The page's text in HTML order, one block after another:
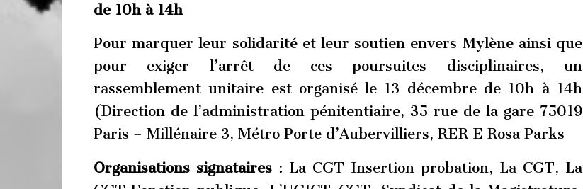
de 10h à 14h
Pour marquer leur solidarité et leur soutien envers Mylène ainsi que
pour exiger l’arrêt de ces poursuites disciplinaires, un
rassemblement unitaire est organisé le 13 décembre de 10h à 14h
(Direction de l’administration pénitentiaire, 35 rue de la gare 75019
Paris – Millénaire 3, Métro Porte d’Aubervilliers, RER E Rosa Parks
Organisations signataires : La CGT Insertion probation, La CGT, La